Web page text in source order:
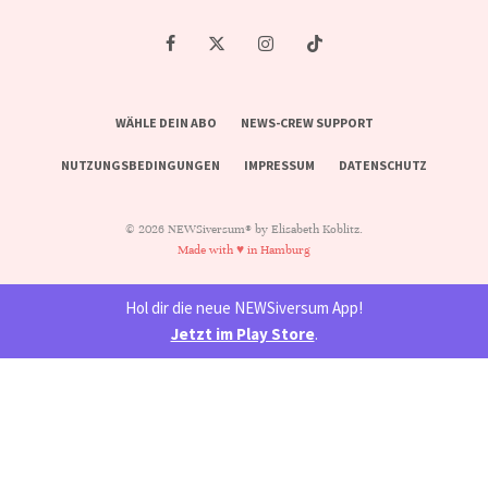
WÄHLE DEIN ABO NEWS-CREW SUPPORT
NUTZUNGSBEDINGUNGEN IMPRESSUM DATENSCHUTZ
© 2026 NEWSiversum® by Elisabeth Koblitz.
Made with ♥ in Hamburg
Hol dir die neue NEWSiversum App!
Jetzt im Play Store.